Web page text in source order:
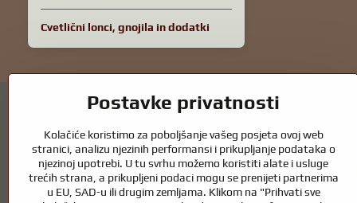
Cvetlični lonci, gnojila in dodatki
Vrtni ribnjaci i oprema za konje – spoj
Postavke privatnosti
Kolačiće koristimo za poboljšanje vašeg posjeta ovoj web
stranici, analizu njezinih performansi i prikupljanje podataka o
njezinoj upotrebi. U tu svrhu možemo koristiti alate i usluge
trećih strana, a prikupljeni podaci mogu se prenijeti partnerima
u EU, SAD-u ili drugim zemljama. Klikom na "Prihvati sve